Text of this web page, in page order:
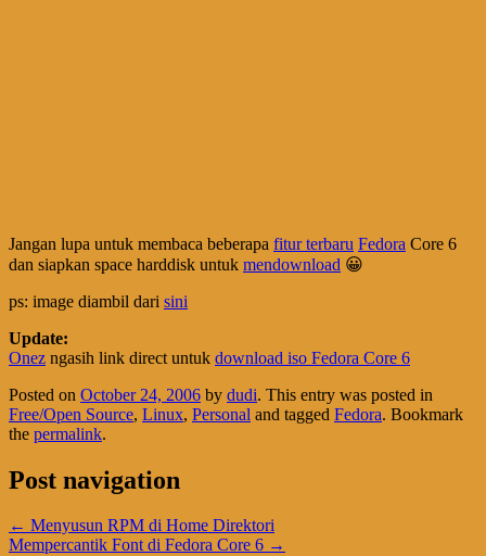
Jangan lupa untuk membaca beberapa fitur terbaru Fedora Core 6
dan siapkan space harddisk untuk mendownload 😀
ps: image diambil dari sini
Update:
Onez ngasih link direct untuk download iso Fedora Core 6
Posted on October 24, 2006 by dudi. This entry was posted in
Free/Open Source, Linux, Personal and tagged Fedora. Bookmark
the permalink.
Post navigation
← Menyusun RPM di Home Direktori
Mempercantik Font di Fedora Core 6 →